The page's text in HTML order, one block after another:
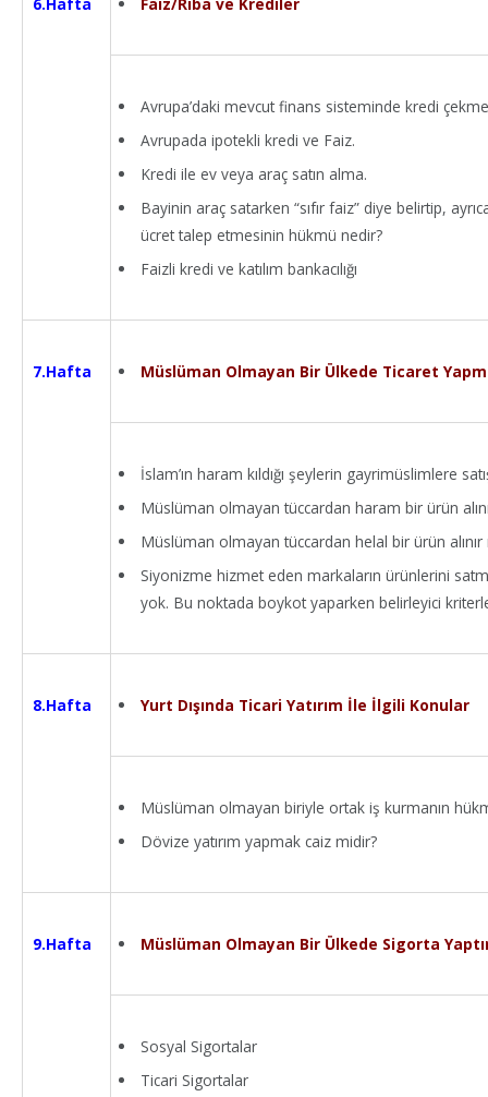
Avrupa’daki mevcut finans sisteminde kredi
Avrupada ipotekli kredi ve Faiz.
Kredi ile ev veya araç satın alma.
Bayinin araç satarken “sıfır faiz” diye belirtip,
ücret talep etmesinin hükmü nedir?
Faizli kredi ve katılım bankacılığı
7.Hafta Müslüman Olmayan Bir Ülkede Ticaret
İslam’ın haram kıldığı şeylerin gayrimüslimlere
Müslüman olmayan tüccardan haram bir ürün
Müslüman olmayan tüccardan helal bir ürün alınır
Siyonizme hizmet eden markaların ürünlerini
yok. Bu noktada boykot yaparken belirleyici
8.Hafta Yurt Dışında Ticari Yatırım İle İlgili Konular
Müslüman olmayan biriyle ortak iş kurmanın
Dövize yatırım yapmak caiz midir?
9.Hafta Müslüman Olmayan Bir Ülkede Sigorta
Sosyal Sigortalar
Ticari Sigortalar